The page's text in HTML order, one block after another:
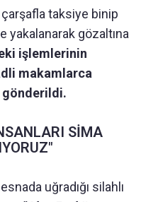
çarşafla taksiye binip
yakalanarak gözaltına
işlemlerinin
makamlarca
SİMA
uğradığı silahlı